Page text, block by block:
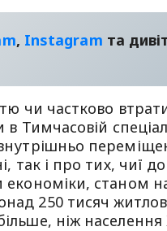
, Instagram та
чи частково
Тимчасовій
так і про тих, чиї
станом
250 тисяч
ніж населення